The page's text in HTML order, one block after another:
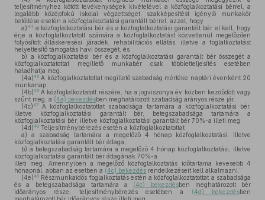
teljesítményhez kötött tevékenységek kivételével a közfoglalkoztatási bérrel, a
legalább középfokú iskolai végzettséget, szakképesítést igénylő munkakör
betöltése esetén a közfoglalkoztatási garantált bérrel, azzal, hogy
a)44 a közfoglalkoztatási bér és a közfoglalkoztatási garantált bér el kell, hogy
érje a közfoglalkoztatott számára a közfoglalkoztatást közvetlenül megelőzően
folyósított álláskeresési járadék, rehabilitációs ellátás, illetve a foglalkoztatást
helyettesítő támogatás havi összegét, és
b) a közfoglalkoztatási bér és a közfoglalkoztatási garantált bér összegét a
közfoglalkoztatottat megillető munkabér csak többletteljesítés esetében
haladhatja meg.
(4a)45 A közfoglalkoztatottat megillető szabadság mértéke naptári évenként 20
munkanap.
(4b)46 A közfoglalkoztatott részére, ha a jogviszonya év közben kezdődött vagy
szűnt meg, a (4a) bekezdésben meghatározott szabadság arányos része jár.
(4c)47
A közfoglalkoztatottat szabadsága tartamára a közfoglalkoztatási bér,
illetve közfoglalkoztatási garantált bér, betegszabadsága tartamára a
közfoglalkoztatási bér, illetve közfoglalkoztatási garantált bér 70%-a illeti meg.
(4d)48 Teljesítménybérezés esetén a közfoglalkoztatottat
a) a szabadság tartamára a megelőző 4 hónap közfoglalkoztatási, illetve
közfoglalkoztatási garantált bér átlaga,
b) a betegszabadság tartamára a megelőző 4 hónap közfoglalkoztatási, illetve
közfoglalkoztatási garantált bér átlagának 70%-a
illeti meg. Amennyiben a megelőző közfoglalkoztatás időtartama kevesebb 4
hónapnál, abban az esetben a (4c) bekezdés rendelkezéseit kell alkalmazni.”
(4e)49 Részmunkaidős foglalkoztatás estén a közfoglalkoztatottat a szabadsága
és a betegszabadsága tartamára a (4c) bekezdésben meghatározott bér
időarányos része, teljesítménybérezés esetében a
(4d) bekezdésben